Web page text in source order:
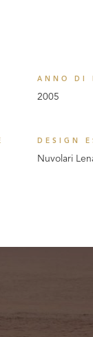
ANNO DI
2005
DESIGN
Nuvolari